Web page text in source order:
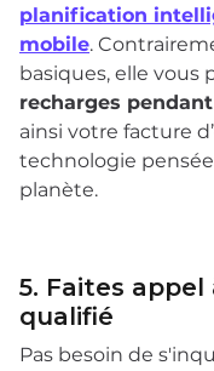
planification
mobile.
basiques, elle vous
recharges
ainsi votre facture
technologie
planète.
5. Faites
qualifié
Pas besoin de